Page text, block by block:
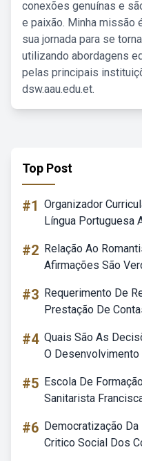
conexões genuínas e
e paixão. Minha missão
sua jornada para se
utilizando abordagens
pelas principais
dsw.aau.edu.et.
Top Post
#1 Organizador
Língua Portuguesa
#2 Relação Ao
Afirmações São
#3 Requerimento De
Prestação De
#4 Quais São As
O
#5 Escola De
Sanitarista
#6 Democratização
Critico Social Dos